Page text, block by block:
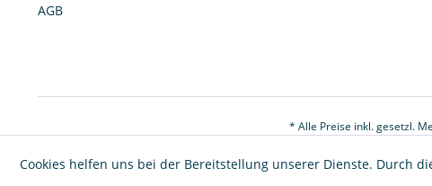
AGB
* Alle Preise inkl. gesetzl.
Cookies helfen uns bei der Bereitstellung unserer Dienste. Durch